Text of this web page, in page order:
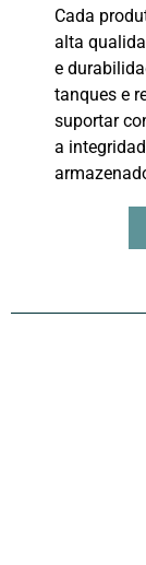
Cada
alta
e
tanques e
suportar
a